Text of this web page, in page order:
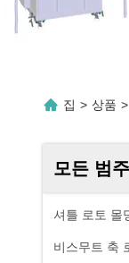
집 > 상품 >
모든 범주
셔틀 로토 몰
비스무트 축